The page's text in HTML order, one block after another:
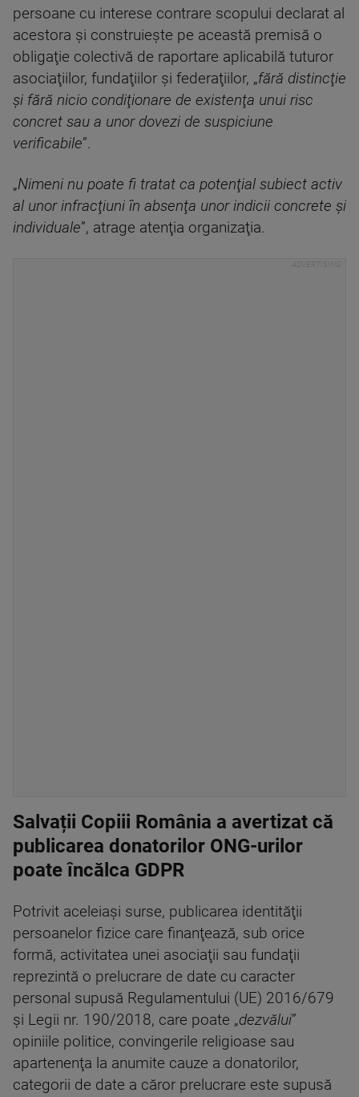
persoane cu interese contrare scopului declarat al
acestora şi construieşte pe această premisă o
obligaţie colectivă de raportare aplicabilă tuturor
asociaţiilor, fundaţiilor şi federaţiilor, „fără distincţie
şi fără nicio condiţionare de existenţa unui risc
concret sau a unor dovezi de suspiciune
verificabile”.
„Nimeni nu poate fi tratat ca potenţial subiect activ
al unor infracţiuni în absenţa unor indicii concrete şi
individuale”, atrage atenţia organizaţia.
Salvații Copiii România a avertizat că
publicarea donatorilor ONG-urilor
poate încălca GDPR
Potrivit aceleiaşi surse, publicarea identităţii
persoanelor fizice care finanţează, sub orice
formă, activitatea unei asociaţii sau fundaţii
reprezintă o prelucrare de date cu caracter
personal supusă Regulamentului (UE) 2016/679
şi Legii nr. 190/2018, care poate „dezvălui”
opiniile politice, convingerile religioase sau
apartenenţa la anumite cauze a donatorilor,
categorii de date a căror prelucrare este supusă